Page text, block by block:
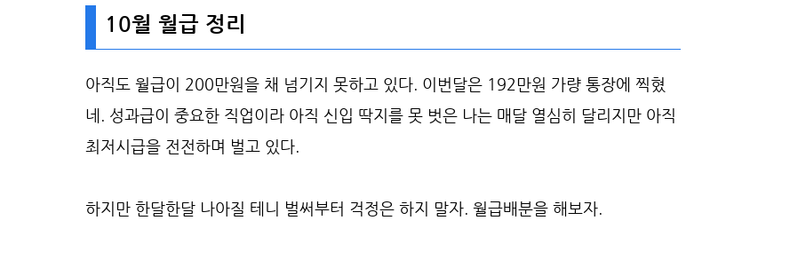
10월 월급 정리
아직도 월급이 200만원을 채 넘기지 못하고 있다. 이번달은 192만원 가량 통장에 찍혔
네. 성과급이 중요한 직업이라 아직 신입 딱지를 못 벗은 나는 매달 열심히 달리지만 아직
최저시급을 전전하며 벌고 있다.
하지만 한달한달 나아질 테니 벌써부터 걱정은 하지 말자. 월급배분을 해보자.